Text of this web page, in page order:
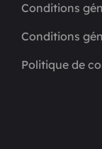
Conditions
Conditions
Politique de